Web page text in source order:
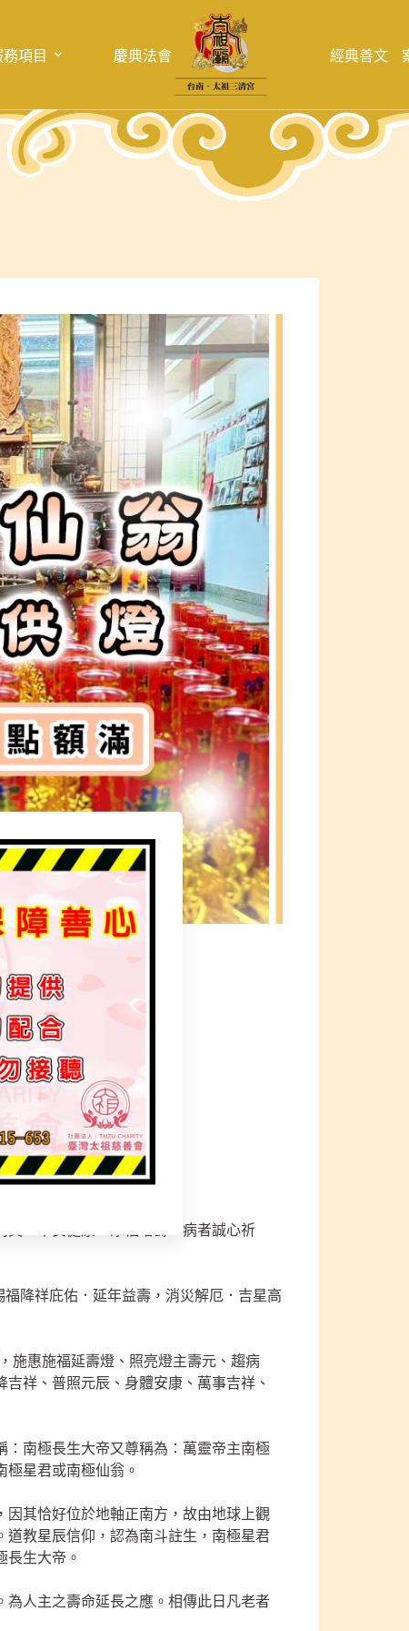
務項目 慶典法會 經典善文
災．平安健康、添福增壽．病者誠心祈
降祥庇佑．延年益壽，消災解厄．吉星高
施惠施福延壽燈、照亮燈主壽元、趨病
祥、普照元辰、身體安康、萬事吉祥、
南極長生大帝又尊稱為：萬靈帝主南極
星君或南極仙翁。
其恰好位於地軸正南方，故由地球上觀
教星辰信仰，認為南斗註生，南極星君
長生大帝。
人主之壽命延長之應。相傳此日凡老者